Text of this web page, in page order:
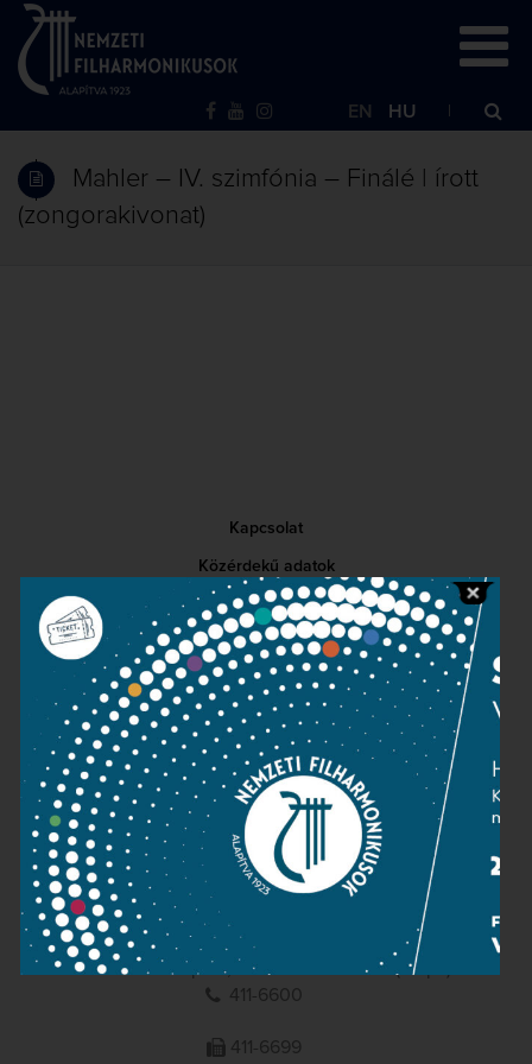
EN HU
Mahler – IV. szimfónia – Finálé | írott
(zongorakivonat)
Kapcsolat
Közérdekű adatok
Sajtószoba
Adatvédelem
Impresszum
NEMZETI
FILHARMONIKUSOK
1095 Budapest, Komor Marcell u. 1. (Müpa)
411-6600
411-6699